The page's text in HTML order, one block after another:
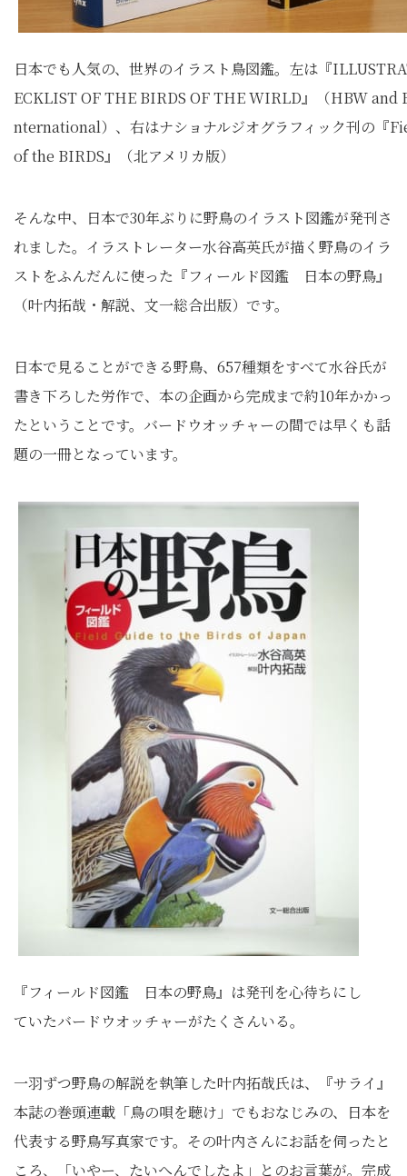
日本でも人気の、世界のイラスト鳥図鑑。左は『
ECKLIST OF THE BIRDS OF THE WIRLD』（HBW
nternational）、右はナショナルジオグラフィック刊の『
of the BIRDS』（北アメリカ版）
そんな中、日本で30年ぶりに野鳥のイラスト図鑑が発刊さ
れました。イラストレーター水谷高英氏が描く野鳥のイラ
ストをふんだんに使った『フィールド図鑑 日本の野鳥』
（叶内拓哉・解説、文一総合出版）です。
日本で見ることができる野鳥、657種類をすべて水谷氏が
書き下ろした労作で、本の企画から完成まで約10年かかっ
たということです。バードウオッチャーの間では早くも話
題の一冊となっています。
『フィールド図鑑 日本の野鳥』は発刊を心待ちにし
ていたバードウオッチャーがたくさんいる。
一羽ずつ野鳥の解説を執筆した叶内拓哉氏は、『サライ』
本誌の巻頭連載「鳥の唄を聴け」でもおなじみの、日本を
代表する野鳥写真家です。その叶内さんにお話を伺ったと
ころ、「いやー、たいへんでしたよ」とのお言葉が。完成